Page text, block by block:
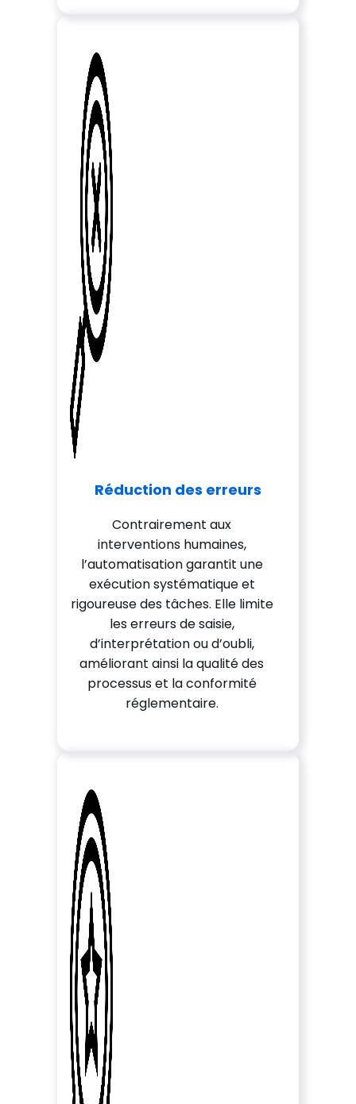
Réduction des erreurs
Contrairement aux
interventions humaines,
l’automatisation garantit une
exécution systématique et
rigoureuse des tâches. Elle limite
les erreurs de saisie,
d’interprétation ou d’oubli,
améliorant ainsi la qualité des
processus et la conformité
réglementaire.